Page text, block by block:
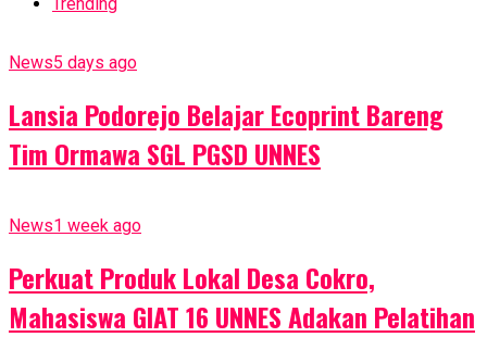
News5 days ago
Lansia Podorejo Belajar Ecoprint Bareng
Tim Ormawa SGL PGSD UNNES
News1 week ago
Perkuat Produk Lokal Desa Cokro,
Mahasiswa GIAT 16 UNNES Adakan Pelatihan